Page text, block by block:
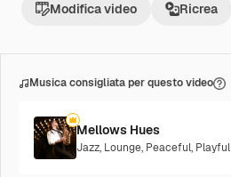
Modifica video Ricrea
Musica consigliata per questo video
Mellows Hues
Jazz, Lounge, Peaceful, Playful